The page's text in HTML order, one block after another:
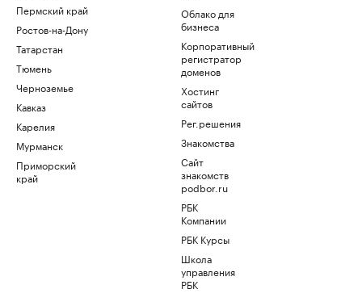
Пермский край
Ростов-на-Дону
Татарстан
Тюмень
Черноземье
Кавказ
Карелия
Мурманск
Приморский
край
Облако для
бизнеса
Корпоративный
регистратор
доменов
Хостинг
сайтов
Рег.решения
Знакомства
Сайт
знакомств
podbor.ru
РБК
Компании
РБК Курсы
Школа
управления
РБК